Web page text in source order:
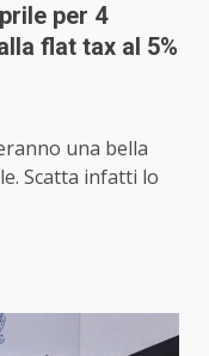
per 4
flat tax al 5%
una bella
Scatta infatti lo